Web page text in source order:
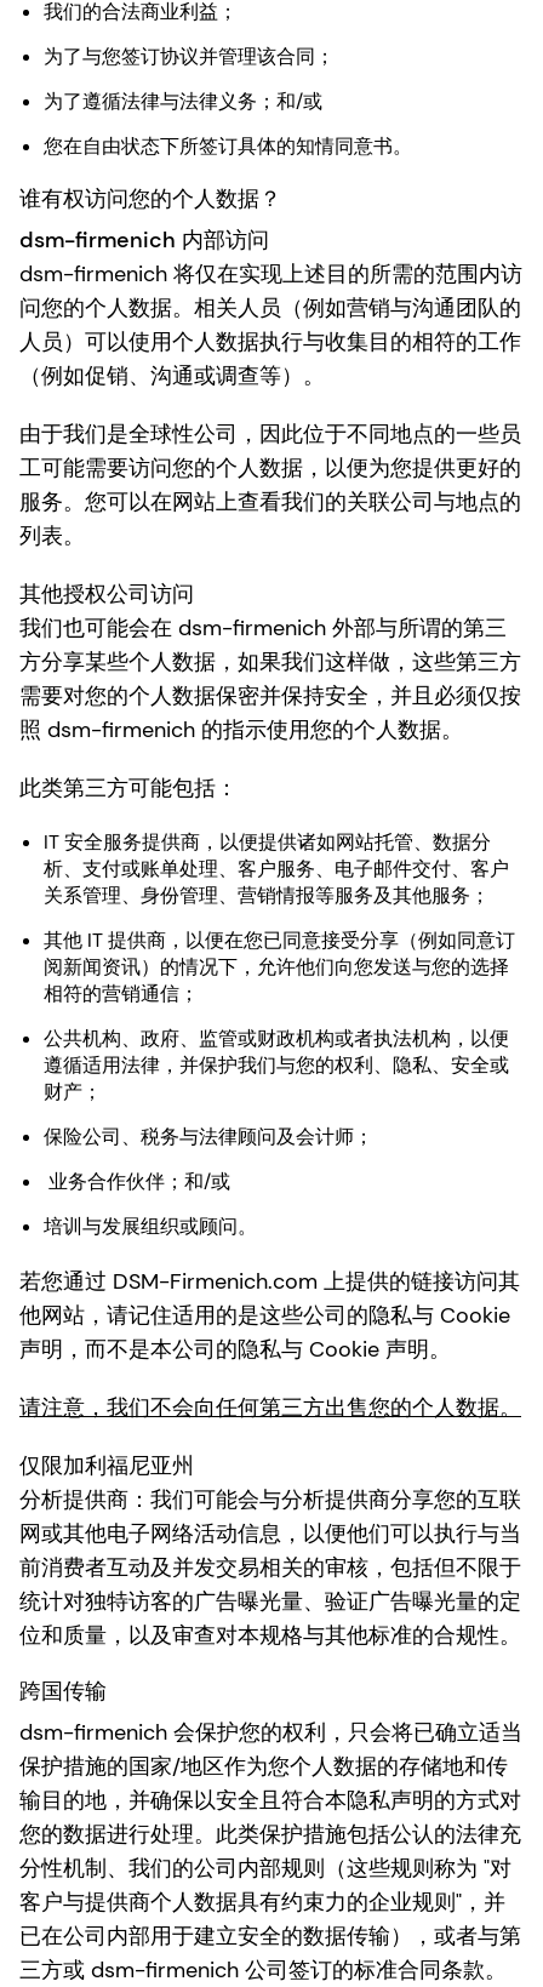
我们的合法商业利益；
为了与您签订协议并管理该合同；
为了遵循法律与法律义务；和/或
您在自由状态下所签订具体的知情同意书。
谁有权访问您的个人数据？
dsm-firmenich 内部访问
dsm-firmenich 将仅在实现上述目的所需的范围内访
问您的个人数据。相关人员（例如营销与沟通团队的
人员）可以使用个人数据执行与收集目的相符的工作
（例如促销、沟通或调查等）。
由于我们是全球性公司，因此位于不同地点的一些员
工可能需要访问您的个人数据，以便为您提供更好的
服务。您可以在网站上查看我们的关联公司与地点的
列表。
其他授权公司访问
我们也可能会在 dsm-firmenich 外部与所谓的第三
方分享某些个人数据，如果我们这样做，这些第三方
需要对您的个人数据保密并保持安全，并且必须仅按
照 dsm-firmenich 的指示使用您的个人数据。
此类第三方可能包括：
IT 安全服务提供商，以便提供诸如网站托管、数据分
析、支付或账单处理、客户服务、电子邮件交付、客户
关系管理、身份管理、营销情报等服务及其他服务；
其他 IT 提供商，以便在您已同意接受分享（例如同意订
阅新闻资讯）的情况下，允许他们向您发送与您的选择
相符的营销通信；
公共机构、政府、监管或财政机构或者执法机构，以便
遵循适用法律，并保护我们与您的权利、隐私、安全或
财产；
保险公司、税务与法律顾问及会计师；
业务合作伙伴；和/或
培训与发展组织或顾问。
若您通过 DSM-Firmenich.com 上提供的链接访问其
他网站，请记住适用的是这些公司的隐私与 Cookie
声明，而不是本公司的隐私与 Cookie 声明。
请注意，我们不会向任何第三方出售您的个人数据。
仅限加利福尼亚州
分析提供商：我们可能会与分析提供商分享您的互联
网或其他电子网络活动信息，以便他们可以执行与当
前消费者互动及并发交易相关的审核，包括但不限于
统计对独特访客的广告曝光量、验证广告曝光量的定
位和质量，以及审查对本规格与其他标准的合规性。
跨国传输
dsm-firmenich 会保护您的权利，只会将已确立适当
保护措施的国家/地区作为您个人数据的存储地和传
输目的地，并确保以安全且符合本隐私声明的方式对
您的数据进行处理。此类保护措施包括公认的法律充
分性机制、我们的公司内部规则（这些规则称为 "对
客户与提供商个人数据具有约束力的企业规则"，并
已在公司内部用于建立安全的数据传输），或者与第
三方或 dsm-firmenich 公司签订的标准合同条款。